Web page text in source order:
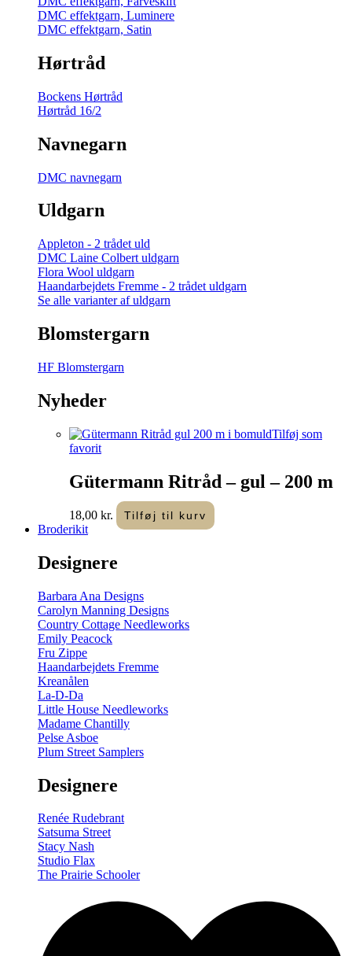
DMC effektgarn, Luminere
DMC effektgarn, Satin
Hørtråd
Bockens Hørtråd
Hørtråd 16/2
Navnegarn
DMC navnegarn
Uldgarn
Appleton - 2 trådet uld
DMC Laine Colbert uldgarn
Flora Wool uldgarn
Haandarbejdets Fremme - 2 trådet uldgarn
Se alle varianter af uldgarn
Blomstergarn
HF Blomstergarn
Nyheder
Tilføj som
favorit
Gütermann Ritråd – gul – 200 m
18,00 kr. Tilføj til kurv
Broderikit
Designere
Barbara Ana Designs
Carolyn Manning Designs
Country Cottage Needleworks
Emily Peacock
Fru Zippe
Haandarbejdets Fremme
Kreanålen
La-D-Da
Little House Needleworks
Madame Chantilly
Pelse Asboe
Plum Street Samplers
Designere
Renée Rudebrant
Satsuma Street
Stacy Nash
Studio Flax
The Prairie Schooler